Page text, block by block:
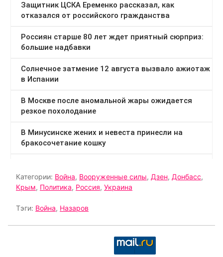
Категории: Война, Вооруженные силы, Дзен, Донбасс,
Крым, Политика, Россия, Украина
Тэги: Война, Назаров